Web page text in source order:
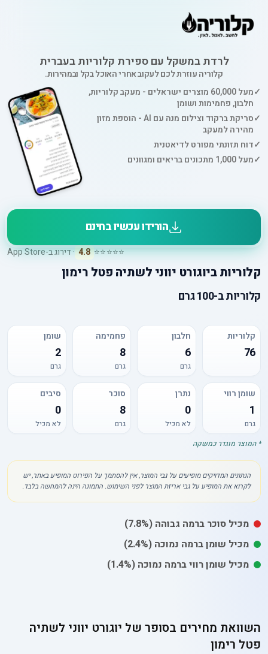
לרדת במשקל עם ספירת קלוריות בעברית
קלוריה עוזרת לכם לעקוב אחרי האוכל בקל ובמהירות.
✓
מעל 60,000 מוצרים ישראלים - מעקב קלוריות,
חלבון, פחמימות ושומן
✓
סריקת ברקוד וצילום מנה עם AI - הוספת מזון
מהירה למעקב
✓דוח תזונתי מפורט לדיאטנית
✓מעל 1,000 מתכונים בריאים ומגוונים
הורידו עכשיו בחינם
⭐⭐⭐⭐⭐
4.8 · דירוג ב-App Store
קלוריותביוגורט יווני לשתיה פטל רימון
קלוריותב-100 גרם
קלוריות
76
חלבון
6
גרם
פחמימה
8
גרם
שומן
2
גרם
שומן רווי
1
גרם
נתרן
0
לא מכיל
סוכר
8
גרם
סיבים
0
לא מכיל
* המוצר מוגדר כמשקה
הנתונים המדויקים מופיעים על גבי המוצר, אין להסתמך על הפירוט המופיע באתר, יש
לקרוא את המופיע על גבי אריזת המוצר לפני השימוש. התמונה הינה להמחשה בלבד.
מכיל סוכר ברמה גבוהה (7.8%)
מכיל שומןברמה נמוכה (2.4%)
מכיל שומן רוויברמה נמוכה (1.4%)
השוואת מחירים בסופר של יוגורט יווני לשתיה
פטל רימון